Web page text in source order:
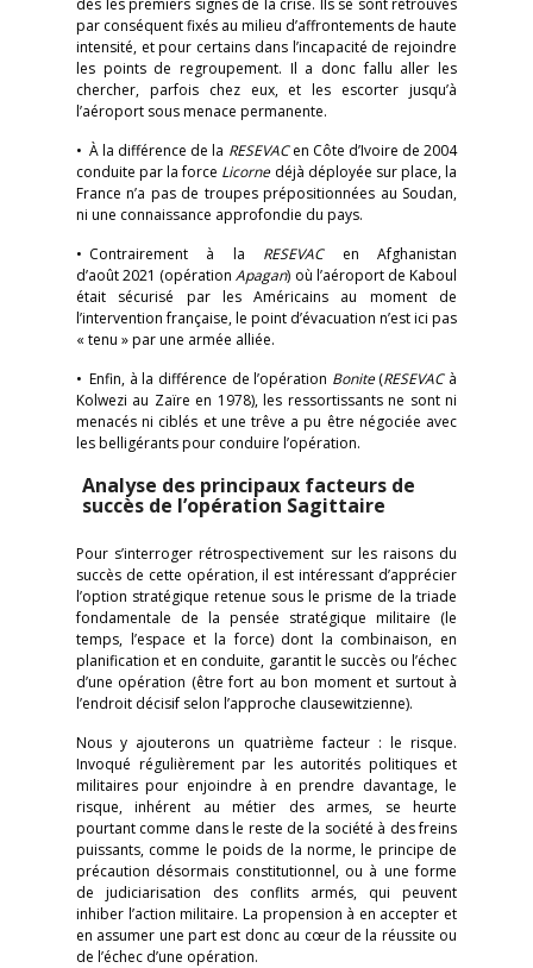
dès les premiers signes de la crise. Ils se sont retrouvés
par conséquent fixés au milieu d’affrontements de haute
intensité, et pour certains dans l’incapacité de rejoindre
les points de regroupement. Il a donc fallu aller les
chercher, parfois chez eux, et les escorter jusqu’à
l’aéroport sous menace permanente.
• À la différence de la RESEVACen Côte d’Ivoire de 2004
conduite par la force Licornedéjà déployée sur place, la
France n’a pas de troupes prépositionnées au Soudan,
ni une connaissance approfondie du pays.
• Contrairement à la RESEVACen Afghanistan
d’août 2021 (opérationApagan) où l’aéroport de Kaboul
était sécurisé par les Américains au moment de
l’intervention française, le point d’évacuation n’est ici pas
« tenu » par une armée alliée.
• Enfin, à la différence de l’opération Bonite(RESEVACà
Kolwezi au Zaïre en 1978), les ressortissants ne sont ni
menacés ni ciblés et une trêve a pu être négociée avec
les belligérants pour conduire l’opération.
Analyse des principaux facteurs de
succès de l’opération Sagittaire
Pour s’interroger rétrospectivement sur les raisons du
succès de cette opération, il est intéressant d’apprécier
l’option stratégique retenue sous le prisme de la triade
fondamentale de la pensée stratégique militaire (le
temps, l’espace et la force) dont la combinaison, en
planification et en conduite, garantit le succès ou l’échec
d’une opération (être fort au bon moment et surtout à
l’endroit décisif selon l’approche clausewitzienne).
Nous y ajouterons un quatrième facteur : le risque.
Invoqué régulièrement par les autorités politiques et
militaires pour enjoindre à en prendre davantage, le
risque, inhérent au métier des armes, se heurte
pourtant comme dans le reste de la société à des freins
puissants, comme le poids de la norme, le principe de
précaution désormais constitutionnel, ou à une forme
de judiciarisation des conflits armés, qui peuvent
inhiber l’action militaire. La propension à en accepter et
en assumer une part est donc au cœur de la réussite ou
de l’échec d’une opération.